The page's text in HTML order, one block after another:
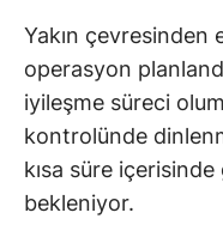
Yakın çevresinden
operasyon
iyileşme süreci
kontrolünde
kısa süre
bekleniyor.